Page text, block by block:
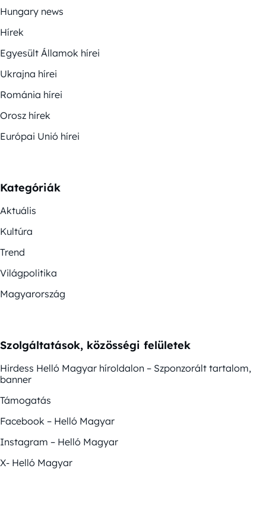
Hungary news
Hírek
Egyesült Államok hírei
Ukrajna hírei
Románia hírei
Orosz hírek
Európai Unió hírei
Kategóriák
Aktuális
Kultúra
Trend
Világpolitika
Magyarország
Szolgáltatások, közösségi felületek
Hirdess Helló Magyar híroldalon – Szponzorált tartalom,
banner
Támogatás
Facebook – Helló Magyar
Instagram – Helló Magyar
X- Helló Magyar